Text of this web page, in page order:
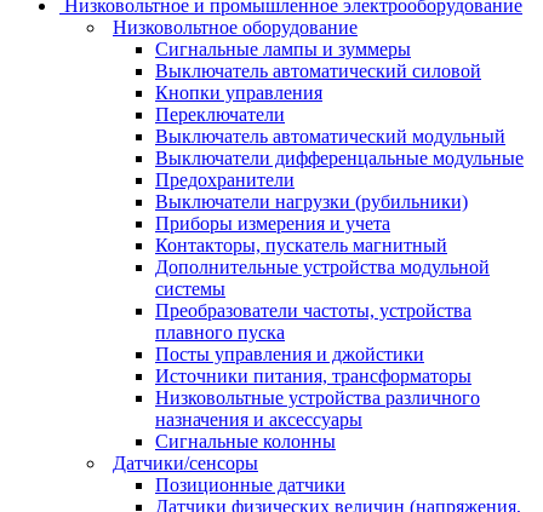
Низковольтное и промышленное электрооборудование
Низковольтное оборудование
Сигнальные лампы и зуммеры
Выключатель автоматический силовой
Кнопки управления
Переключатели
Выключатель автоматический модульный
Выключатели дифференцальные модульные
Предохранители
Выключатели нагрузки (рубильники)
Приборы измерения и учета
Контакторы, пускатель магнитный
Дополнительные устройства модульной
системы
Преобразователи частоты, устройства
плавного пуска
Посты управления и джойстики
Источники питания, трансформаторы
Низковольтные устройства различного
назначения и аксессуары
Сигнальные колонны
Датчики/сенсоры
Позиционные датчики
Датчики физических величин (напряжения,